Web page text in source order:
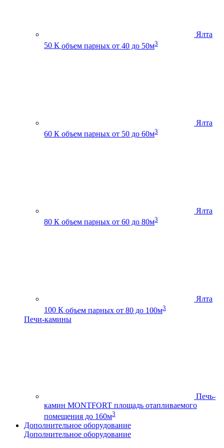
Ялта
50 К объем парных от 40 до 50м3
Ялта
60 К объем парных от 50 до 60м3
Ялта
80 К объем парных от 60 до 80м3
Ялта
100 К объем парных от 80 до 100м3
Печи-камины
Печь-
камин MONTFORT площадь отапливаемого
помещения до 160м3
Дополнительное оборудование
Дополнительное оборудование